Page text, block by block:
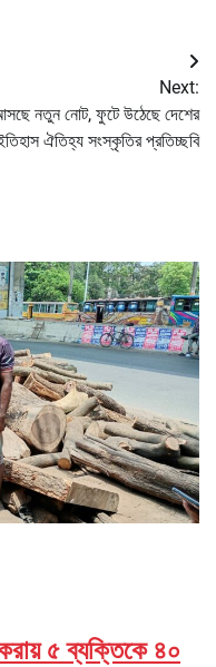
Next:
নতুন নোট, ফুটে উঠেছে দেশের
ঐতিহ্য সংস্কৃতির প্রতিচ্ছবি
৫ ব্যক্তিকে ৪০